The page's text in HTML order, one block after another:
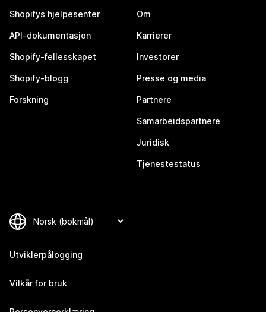
Shopifys hjelpesenter
API-dokumentasjon
Shopify-fellesskapet
Shopify-blogg
Forskning
Om
Karrierer
Investorer
Presse og media
Partnere
Samarbeidspartnere
Juridisk
Tjenestestatus
Utviklerpålogging
Vilkår for bruk